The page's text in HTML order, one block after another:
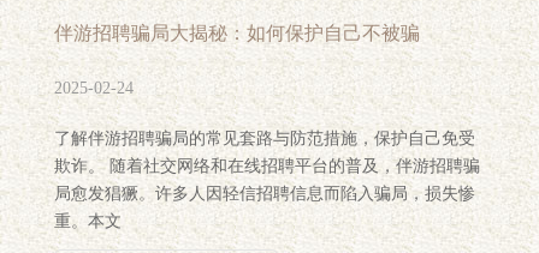
伴游招聘骗局大揭秘：如何保护自己不被骗
2025-02-24
了解伴游招聘骗局的常见套路与防范措施，保护自己免受
欺诈。 随着社交网络和在线招聘平台的普及，伴游招聘骗
局愈发猖獗。许多人因轻信招聘信息而陷入骗局，损失惨
重。本文